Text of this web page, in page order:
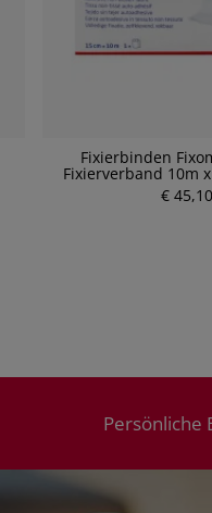
Fixierbinden
Fixierverband 10m
€ 45,10
P
Persönliche